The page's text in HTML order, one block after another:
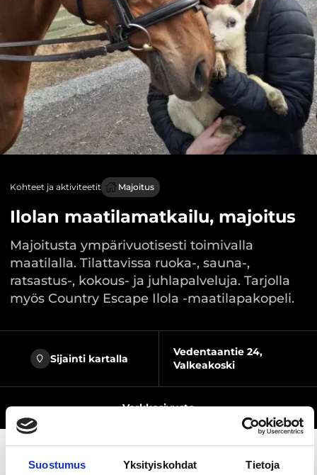
Suostumus Yksityiskohdat Tietoja
Kohteet ja aktiviteetit Majoitus
Ilolan maatilamatkailu, majoitus
Majoitusta ympärivuotisesti toimivalla
maatilalla. Tilattavissa ruoka-, sauna-,
ratsastus-, kokous- ja juhlapalveluja. Tarjolla
myös Country Escape Ilola -maatilapakopeli.
Sijainti kartalla
Vedentaantie 24,
Valkeakoski
Verkkosivusto